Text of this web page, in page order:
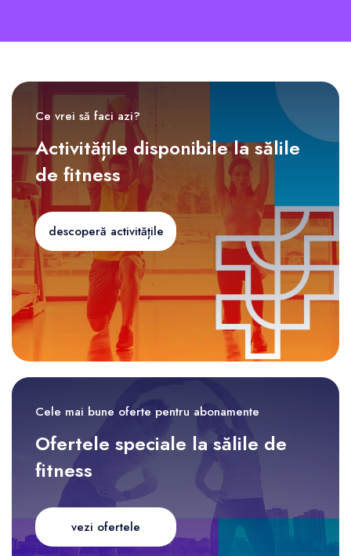
Ce vrei să faci azi?
Activitățile disponibile la sălile
de fitness
descoperă activitățile
Cele mai bune oferte pentru abonamente
Ofertele speciale la sălile de
fitness
vezi ofertele